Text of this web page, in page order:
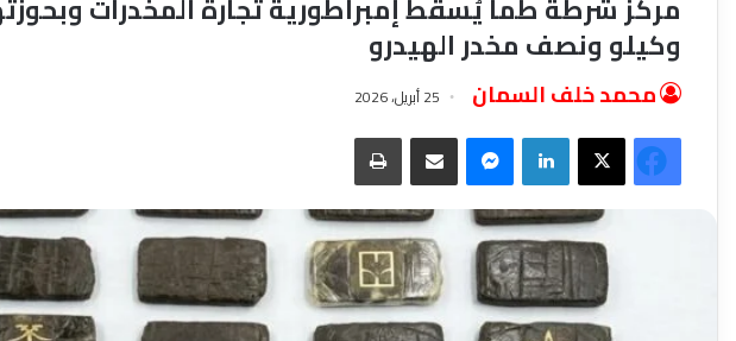
وكيلو ونصف مخدر الهيدرو
محمد خلف السمان 25 أبريل، 2026
فيسبوك
‫X لينكدإن ماسنجر مشاركة عبر البريد طباعة